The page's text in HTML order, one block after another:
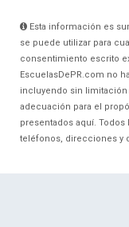
Esta información es
se puede utilizar para
consentimiento escrito
EscuelasDePR.com no
incluyendo sin
adecuación para el
presentados aquí.
teléfonos, direcciones y